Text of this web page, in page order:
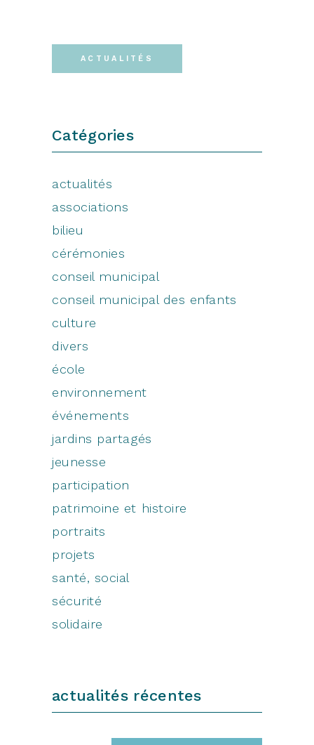
ACTUALITÉS
Catégories
actualités
associations
bilieu
cérémonies
conseil municipal
conseil municipal des enfants
culture
divers
école
environnement
événements
jardins partagés
jeunesse
participation
patrimoine et histoire
portraits
projets
santé, social
sécurité
solidaire
actualités récentes